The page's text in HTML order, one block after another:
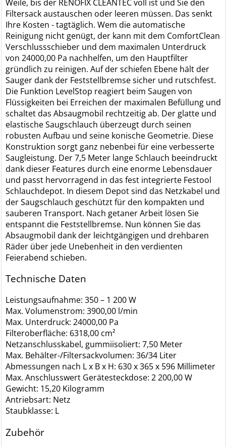
Weile, bis der RENOFIX CLEANTEC voll ist und Sie den
Filtersack austauschen oder leeren müssen. Das senkt
Ihre Kosten - tagtäglich. Wem die automatische
Reinigung nicht genügt, der kann mit dem ComfortClean
Verschlussschieber und dem maximalen Unterdruck
von 24000,00 Pa nachhelfen, um den Hauptfilter
gründlich zu reinigen. Auf der schiefen Ebene hält der
Sauger dank der Feststellbremse sicher und rutschfest.
Die Funktion LevelStop reagiert beim Saugen von
Flüssigkeiten bei Erreichen der maximalen Befüllung und
schaltet das Absaugmobil rechtzeitig ab. Der glatte und
elastische Saugschlauch überzeugt durch seinen
robusten Aufbau und seine konische Geometrie. Diese
Konstruktion sorgt ganz nebenbei für eine verbesserte
Saugleistung. Der 7,5 Meter lange Schlauch beeindruckt
dank dieser Features durch eine enorme Lebensdauer
und passt hervorragend in das fest integrierte Festool
Schlauchdepot. In diesem Depot sind das Netzkabel und
der Saugschlauch geschützt für den kompakten und
sauberen Transport. Nach getaner Arbeit lösen Sie
entspannt die Feststellbremse. Nun können Sie das
Absaugmobil dank der leichtgängigen und drehbaren
Räder über jede Unebenheit in den verdienten
Feierabend schieben.
Technische Daten
Leistungsaufnahme: 350 – 1 200 W
Max. Volumenstrom: 3900,00 l/min
Max. Unterdruck: 24000,00 Pa
Filteroberfläche: 6318,00 cm²
Netzanschlusskabel, gummiisoliert: 7,50 Meter
Max. Behälter-/Filtersackvolumen: 36/34 Liter
Abmessungen nach L x B x H: 630 x 365 x 596 Millimeter
Max. Anschlusswert Gerätesteckdose: 2 200,00 W
Gewicht: 15,20 Kilogramm
Antriebsart: Netz
Staubklasse: L
Zubehör